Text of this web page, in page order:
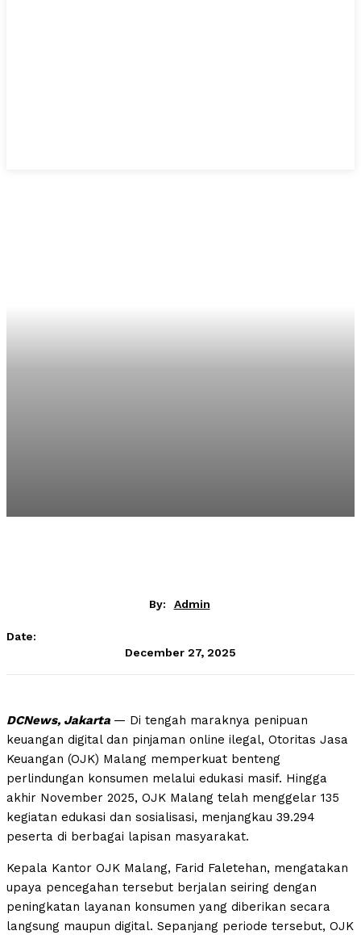
By: Admin
Date:
December 27, 2025
DCNews, Jakarta — Di tengah maraknya penipuan
keuangan digital dan pinjaman online ilegal, Otoritas Jasa
Keuangan (OJK) Malang memperkuat benteng
perlindungan konsumen melalui edukasi masif. Hingga
akhir November 2025, OJK Malang telah menggelar 135
kegiatan edukasi dan sosialisasi, menjangkau 39.294
peserta di berbagai lapisan masyarakat.
Kepala Kantor OJK Malang, Farid Faletehan, mengatakan
upaya pencegahan tersebut berjalan seiring dengan
peningkatan layanan konsumen yang diberikan secara
langsung maupun digital. Sepanjang periode tersebut, OJK